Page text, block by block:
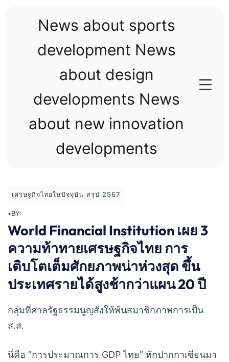
News about sports
development News
about design
developments News
about new innovation
developments
เศรษฐกิจไทยในปัจจุบัน สรุป 2567
•BY:
World Financial Institution เผย 3
ความท้าทายเศรษฐกิจไทย การ
เติบโตเต็มศักยภาพน่าห่วงสุด ขึ้น
ประเทศรายได้สูงช้ากว่าแผน 20 ปี
กลุ่มที่ศาลรัฐธรรมนูญสั่งให้พ้นสมาชิกภาพการเป็น
ส.ส.
นี่คือ “การประมาณการ GDP ไทย” หักปากกาเซียนมา